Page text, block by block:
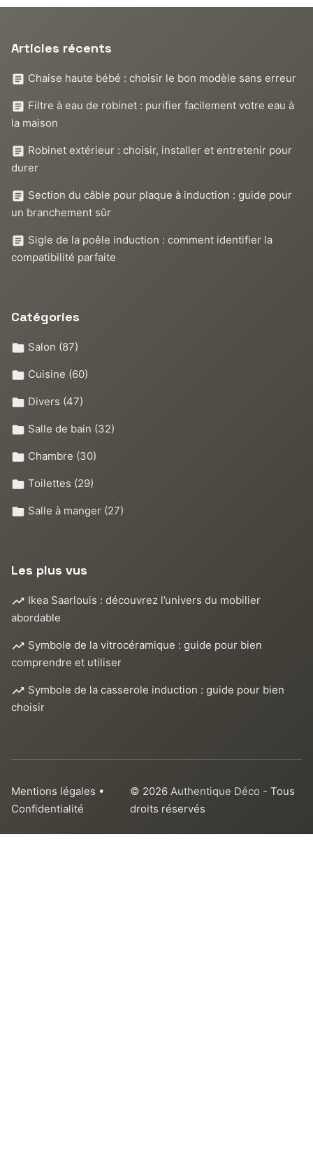
Articles récents
Chaise haute bébé : choisir le bon modèle sans erreur
Filtre à eau de robinet : purifier facilement votre eau à
la maison
Robinet extérieur : choisir, installer et entretenir pour
durer
Section du câble pour plaque à induction : guide pour
un branchement sûr
Sigle de la poêle induction : comment identifier la
compatibilité parfaite
Catégories
Salon (87)
Cuisine (60)
Divers (47)
Salle de bain (32)
Chambre (30)
Toilettes (29)
Salle à manger (27)
Les plus vus
Ikea Saarlouis : découvrez l’univers du mobilier
abordable
Symbole de la vitrocéramique : guide pour bien
comprendre et utiliser
Symbole de la casserole induction : guide pour bien
choisir
Mentions légales •
Confidentialité
© 2026Authentique Déco - Tous
droits réservés